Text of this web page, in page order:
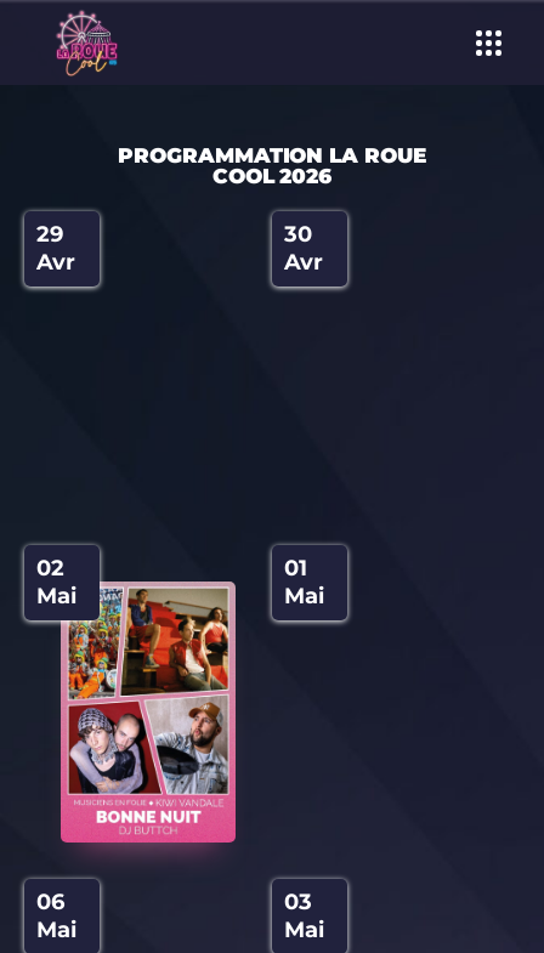
PROGRAMMATION LA ROUE
COOL 2026
29
Avr
30
Avr
01
Mai
02
Mai
03
Mai
06
Mai